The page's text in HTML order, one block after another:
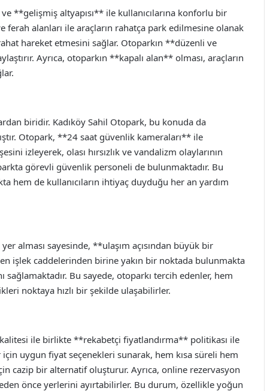
**gelişmiş altyapısı** ile kullanıcılarına konforlu bir
ferah alanları ile araçların rahatça park edilmesine olanak
hareket etmesini sağlar. Otoparkın **düzenli ve
Ayrıca, otoparkın **kapalı alan** olması, araçların
biridir. Kadıköy Sahil Otopark, bu konuda da
Otopark, **24 saat güvenlik kameraları** ile
izleyerek, olası hırsızlık ve vandalizm olaylarının
görevli güvenlik personeli de bulunmaktadır. Bu
hem de kullanıcıların ihtiyaç duyduğu her an yardım
alması sayesinde, **ulaşım açısından büyük bir
işlek caddelerinden birine yakın bir noktada bulunmakta
sağlamaktadır. Bu sayede, otoparkı tercih edenler, hem
noktaya hızlı bir şekilde ulaşabilirler.
ile birlikte **rekabetçi fiyatlandırma** politikası ile
uygun fiyat seçenekleri sunarak, hem kısa süreli hem
cazip bir alternatif oluşturur. Ayrıca, online rezervasyon
önce yerlerini ayırtabilirler. Bu durum, özellikle yoğun